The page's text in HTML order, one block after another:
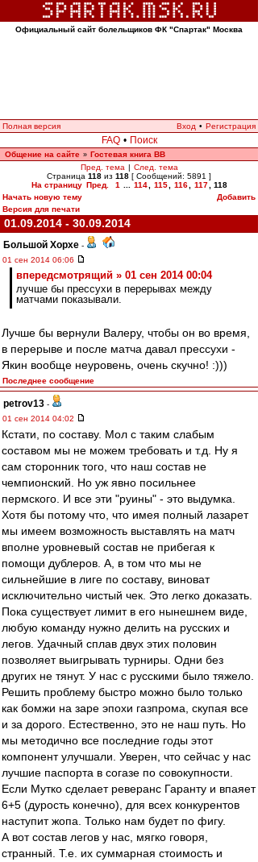
Официальный сайт болельщиков ФК "Спартак" Москва
Полная версия Вход • Регистрация
FAQ • Поиск
Общение на сайте » Гостевая книга ВВ
Пред. тема | След. тема
Страница 118 из 118 [ Сообщений: 5891 ]
На страницу Пред. 1 114 115 116 117
118
Начать новую тему
Добавить
Версия для печати
01.09.2014 - 30.09.2014
Большой Хорхе -
01 сен 2014 06:06
впередсмотрящий » 01 сен 2014 00:04
лучше бы прессухи в перерывах между
матчами показывали.
Лучше бы вернули Валеру, чтобы он во время,
в перерыве и после матча давал прессухи -
Якин вообще неуровень, очень скучно! :)))
Последнее сообщение
petrov13 -
01 сен 2014 04:02
Кстати, по составу. Мол с таким слабым
составом мы не можем требовать и т.д. Ну я
сам сторонник того, что наш состав не
чемпионский. Но уж явно посильнее
пермского. И все эти "руины" - это выдумка.
Хотя бы потому что, что имея полный лазарет
мы имеем возможность выставлять на матч
вполне уровневый состав не прибегая к
помощи дублеров. А, в том что мы не
сильнейшие в лиге по составу, виноват
исключительно чистый чек. Это легко доказать.
Пока существует лимит в его нынешнем виде,
любую команду нужно делить на русских и
легов. Удачный сплав двух этих половин
позволяет выигрывать турниры. Одни без
других не тянут. У нас с русскими было тяжело.
Решить проблему быстро можно было только
как бомжи на заре эпохи газпрома, скупая все
и за дорого. Естественно, это не наш путь. Но
мы методично все последние годы этот
компонент улучшали. Уверен, что сейчас у нас
лучшие паспорта в согазе по совокупности.
Если Мутко сделает реверанс Гаранту и впаяет
6+5 (дурость конечно), для всех конкурентов
наступит жопа. Только нам будет по фигу.
А вот состав легов у нас, мягко говоря,
странный. Т.е. их суммарная стоимость и